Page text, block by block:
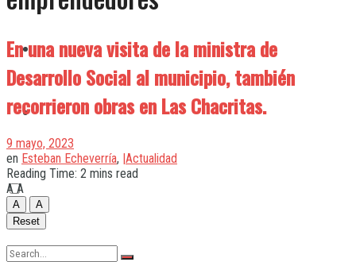
Quilmes
Varela
En una nueva visita de la ministra de
Desarrollo Social al municipio, también
recorrieron obras en Las Chacritas.
9 mayo, 2023
en Esteban Echeverría, |Actualidad
Reading Time: 2 mins read
A A
A
A
Reset